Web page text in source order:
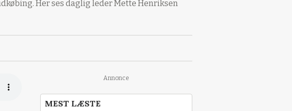
Her ses daglig leder Mette Henriksen
Annonce
MEST LÆSTE